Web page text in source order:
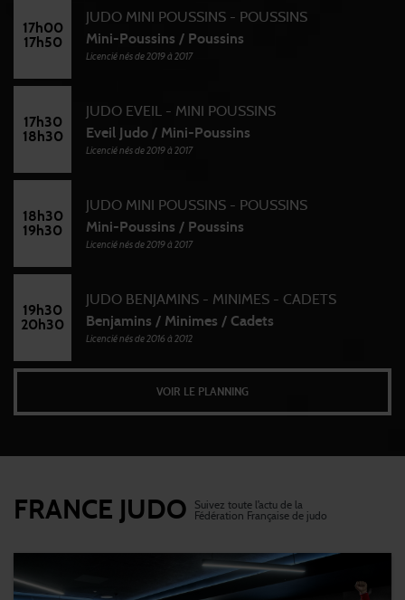
17h00
17h50
JUDO MINI POUSSINS - POUSSINS
Mini-Poussins / Poussins
Licencié nés de 2019 à 2017
17h30
18h30
JUDO EVEIL - MINI POUSSINS
Eveil Judo / Mini-Poussins
Licencié nés de 2019 à 2017
18h30
19h30
JUDO MINI POUSSINS - POUSSINS
Mini-Poussins / Poussins
Licencié nés de 2019 à 2017
19h30
20h30
JUDO BENJAMINS - MINIMES - CADETS
Benjamins / Minimes / Cadets
Licencié nés de 2016 à 2012
VOIR LE PLANNING
FRANCE JUDO
Suivez toute l’actu de la
Fédération Française de judo